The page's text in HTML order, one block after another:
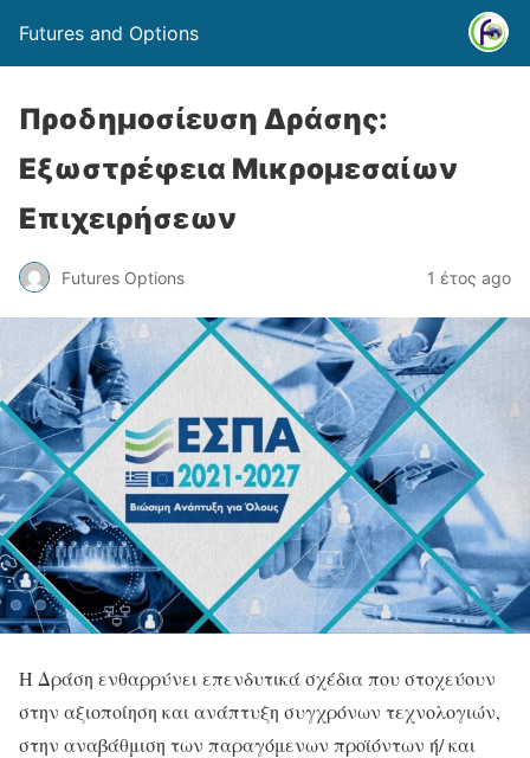
Futures and Options
Προδημοσίευση Δράσης:
Εξωστρέφεια Μικρομεσαίων
Επιχειρήσεων
Futures Options 1 έτος ago
Η ​​​​Δράση ενθαρρύνει επενδυτικά σχέδια που στοχεύουν
στην αξιοποίηση και ανάπτυξη συγχρόνων τεχνολογιών,
στην αναβάθμιση των παραγόμενων προϊόντων ή/ και